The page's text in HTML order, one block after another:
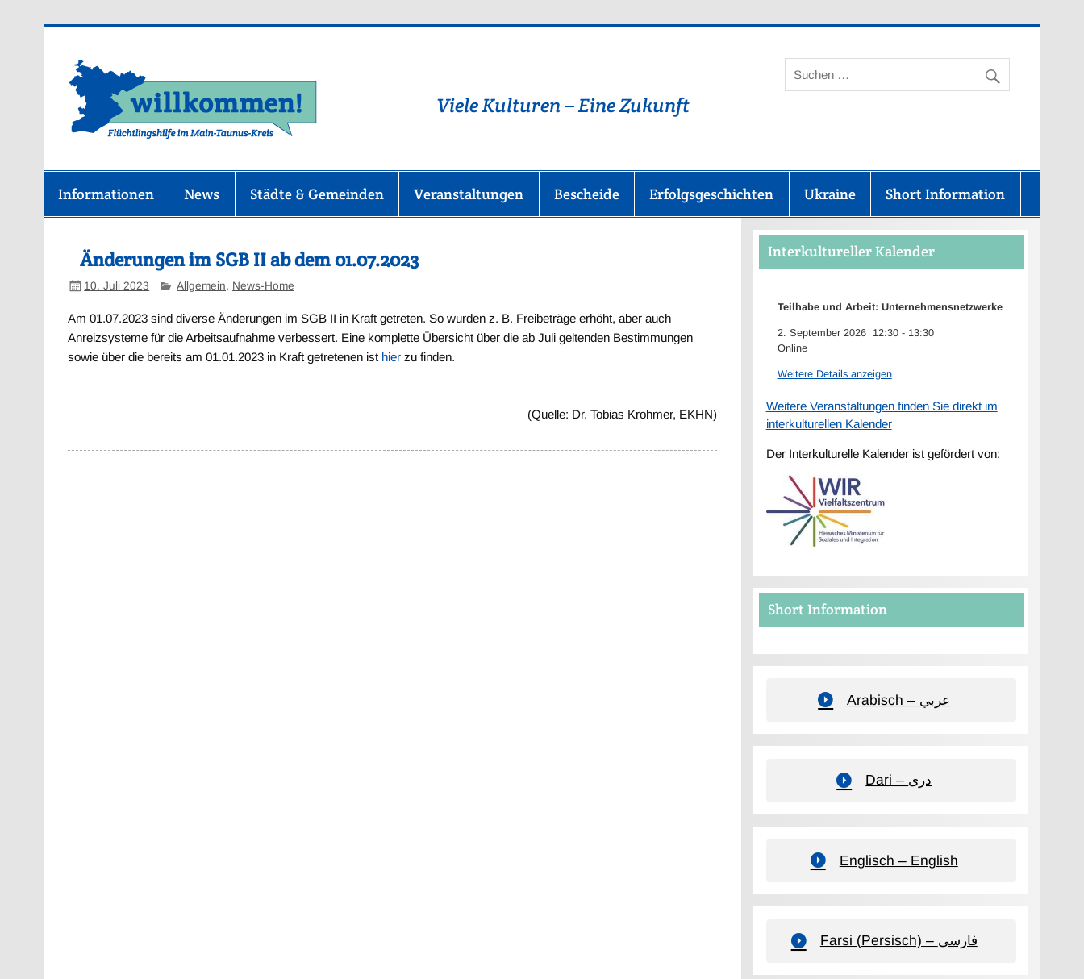
Flüchtlingshilfe-im-Main-Taunus-Kreis
Viele Kulturen – Eine Zukunft
Informationen News Städte & Gemeinden Veranstaltungen Bescheide Erfolgsgeschichten Ukraine Short Information
Änderungen im SGB II ab dem 01.07.2023
10. Juli 2023 Allgemein, News-Home
Am 01.07.2023 sind diverse Änderungen im SGB II in Kraft getreten. So wurden z. B. Freibeträge erhöht, aber auch
Anreizsysteme für die Arbeitsaufnahme verbessert. Eine komplette Übersicht über die ab Juli geltenden Bestimmungen
sowie über die bereits am 01.01.2023 in Kraft getretenen ist hier zu finden.
(Quelle: Dr. Tobias Krohmer, EKHN)
Interkultureller Kalender
Teilhabe und Arbeit: Unternehmensnetzwerke
2. September 2026 12:30- 13:30
Online
Weitere Details anzeigen
Weitere Veranstaltungen finden Sie direkt im
interkulturellen Kalender
Der Interkulturelle Kalender ist gefördert von:
Short Information
Arabisch – عربي
Dari – دری
Englisch – English
Farsi (Persisch) – فارسی